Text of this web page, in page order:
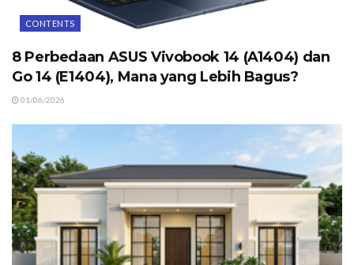
CONTENTS
8 Perbedaan ASUS Vivobook 14 (A1404) dan
Go 14 (E1404), Mana yang Lebih Bagus?
01/06/2026